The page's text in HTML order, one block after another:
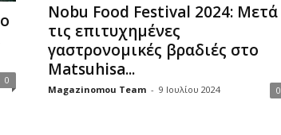
0
Nobu Food Festival 2024: Μετά
τις επιτυχημένες
γαστρονομικές βραδιές στο
Matsuhisa...
Magazinomou Team - 9 Ιουλίου 2024 0